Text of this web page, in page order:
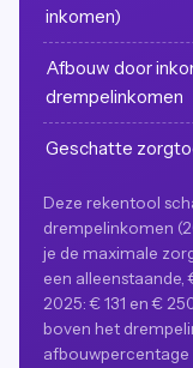
inkomen)
Afbouw door
drempelinkomen
Geschatte
Deze rekentool
drempelinkomen
je de maximale
een
2025: € 131 en €
boven het
afbouwpercentage